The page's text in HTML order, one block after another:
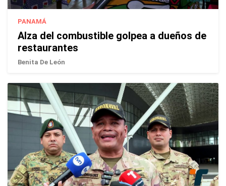
PANAMÁ
Alza del combustible golpea a dueños de
restaurantes
Benita De León